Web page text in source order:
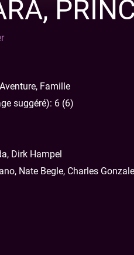
Famille
suggéré): 6 (6)
Dirk Hampel
Nate Begle, Charles
les légendaires
à prouver sa valeur,